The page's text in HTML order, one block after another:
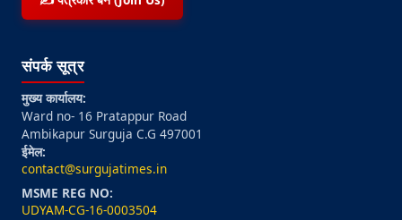
संपर्क सूत्र
मुख्य कार्यालय:
Ward no- 16 Pratappur Road
Ambikapur Surguja C.G 497001
ईमेल:
contact@surgujatimes.in
MSME REG NO:
UDYAM-CG-16-0003504